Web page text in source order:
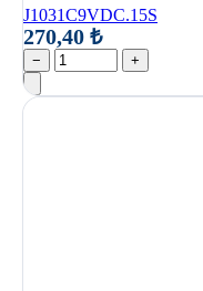
J1031C9VDC.15S
270,40 ₺
− +